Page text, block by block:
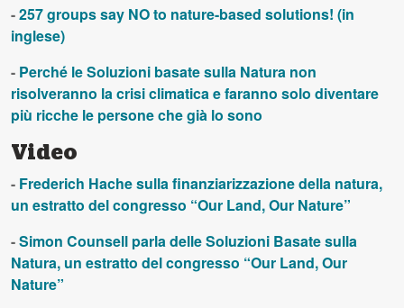
-257 groups say NO to nature-based solutions! (in
inglese)
- Perché le Soluzioni basate sulla Natura non
risolveranno la crisi climatica e faranno solo diventare
più ricche le persone che già lo sono
Video
- Frederich Hache sulla finanziarizzazione della natura,
un estratto del congresso “Our Land, Our Nature”
-Simon Counsell parla delle Soluzioni Basate sulla
Natura, un estratto del congresso “Our Land, Our
Nature”